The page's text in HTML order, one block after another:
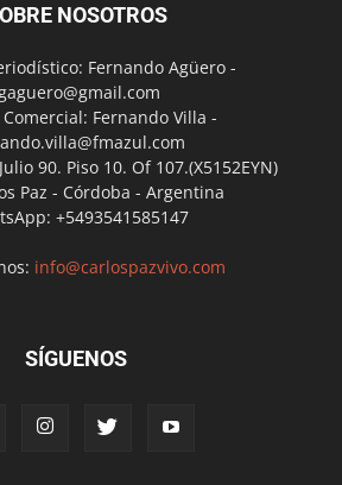
NOSOTROS
Fernando Agüero -
Fernando Villa -
90. Piso 10. Of 107.(X5152EYN)
Paz - Córdoba - Argentina
+5493541585147
info@carlospazvivo.com
SÍGUENOS